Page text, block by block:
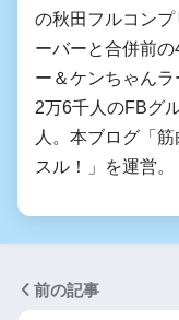
の秋田フルコン
ーバーと合併前
ー＆ケンちゃんラ
2万6千人のFBグ
人。本ブログ「
スル！」を運営。
前の記事